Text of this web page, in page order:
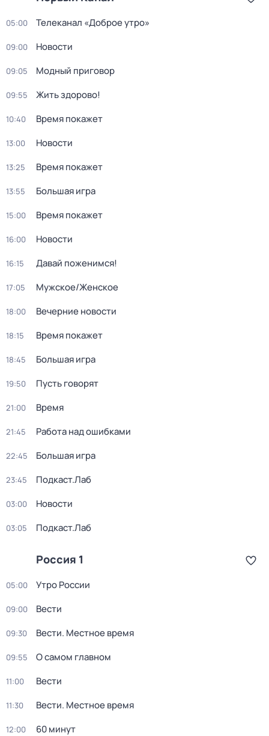
05:00 Телеканал «Доброе утро»
09:00 Новости
09:05 Модный приговор
09:55 Жить здорово!
10:40 Время покажет
13:00 Новости
13:25 Время покажет
13:55 Большая игра
15:00 Время покажет
16:00 Новости
16:15 Давай поженимся!
17:05 Мужское/Женское
18:00 Вечерние новости
18:15 Время покажет
18:45 Большая игра
19:50 Пусть говорят
21:00 Время
21:45 Работа над ошибками
22:45 Большая игра
23:45 Подкаст.Лаб
03:00 Новости
03:05 Подкаст.Лаб
Россия 1
05:00 Утро России
09:00 Вести
09:30 Вести. Местное время
09:55 О самом главном
11:00 Вести
11:30 Вести. Местное время
12:00 60 минут